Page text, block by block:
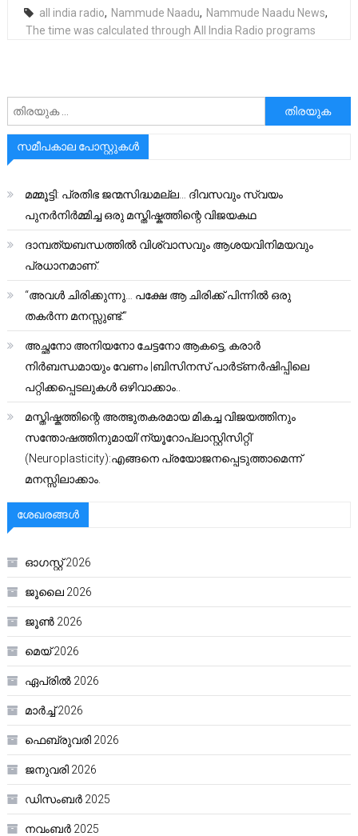
all india radio, Nammude Naadu, Nammude Naadu News,
The time was calculated through All India Radio programs
അനേഷിക്കുക
സമീപകാല പോസ്റ്റുകൾ
മമ്മൂട്ടി: പ്രതിഭ ജന്മസിദ്ധമല്ല… ദിവസവും സ്വയം
പുനർനിർമ്മിച്ച ഒരു മസ്തിഷ്കത്തിന്റെ വിജയകഥ
ദാമ്പത്യബന്ധത്തിൽ വിശ്വാസവും ആശയവിനിമയവും
പ്രധാനമാണ്.
“അവൾ ചിരിക്കുന്നു… പക്ഷേ ആ ചിരിക്ക് പിന്നിൽ ഒരു
തകർന്ന മനസ്സുണ്ട്.”
അച്ഛനോ അനിയനോ ചേട്ടനോ ആകട്ടെ, കരാർ
നിർബന്ധമായും വേണം |ബിസിനസ് പാർട്ണർഷിപ്പിലെ
പറ്റിക്കപ്പെടലുകൾ ഒഴിവാക്കാം..
മസ്തിഷ്കത്തിന്റെ അത്ഭുതകരമായ മികച്ച വിജയത്തിനും
സന്തോഷത്തിനുമായി’ന്യൂറോപ്ലാസ്റ്റിസിറ്റി’
(Neuroplasticity):എങ്ങനെ പ്രയോജനപ്പെടുത്താമെന്ന്
മനസ്സിലാക്കാം.
ശേഖരങ്ങൾ
ഓഗസ്റ്റ്‌ 2026
ജൂലൈ 2026
ജൂൺ 2026
മെയ്‌ 2026
ഏപ്രിൽ 2026
മാർച്ച്‌ 2026
ഫെബ്രുവരി 2026
ജനുവരി 2026
ഡിസംബർ 2025
നവംബർ 2025